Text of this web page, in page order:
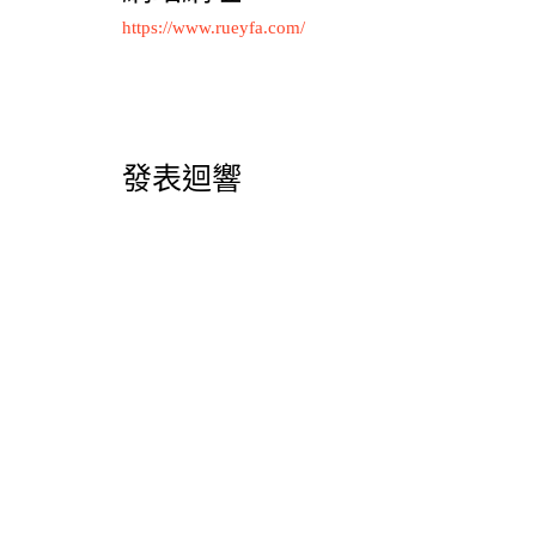
https://www.rueyfa.com/
發表迴響